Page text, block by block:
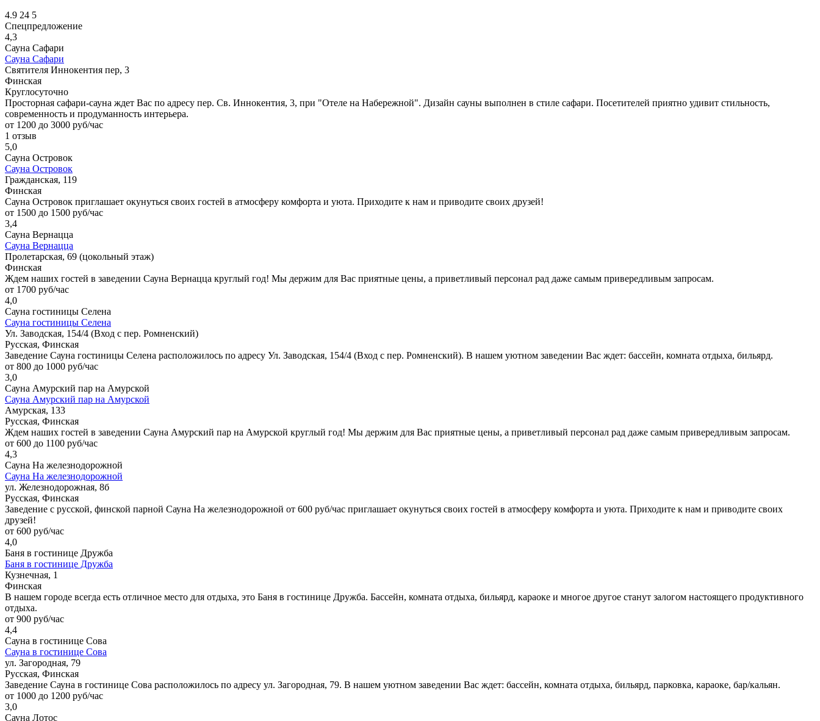
4.9 24 5
Спецпредложение
4,3
Сауна Сафари
Сауна Сафари
Святителя Иннокентия пер, 3
Финская
Круглосуточно
Просторная сафари-сауна ждет Вас по адресу пер. Св. Иннокентия, 3, при "Отеле на Набережной". Дизайн сауны выполнен в стиле сафари. Посетителей приятно удивит стильность,
современность и продуманность интерьера.
от 1200 до 3000 руб/час
1 отзыв
5,0
Сауна Островок
Сауна Островок
Гражданская, 119
Финская
Сауна Островок приглашает окунуться своих гостей в атмосферу комфорта и уюта. Приходите к нам и приводите своих друзей!
от 1500 до 1500 руб/час
3,4
Сауна Вернацца
Сауна Вернацца
Пролетарская, 69 (цокольный этаж)
Финская
Ждем наших гостей в заведении Cауна Вернацца круглый год! Мы держим для Вас приятные цены, а приветливый персонал рад даже самым привередливым запросам.
от 1700 руб/час
4,0
Сауна гостиницы Селена
Сауна гостиницы Селена
Ул. Заводская, 154/4 (Вход с пер. Ромненский)
Русская, Финская
Заведение Сауна гостиницы Селена расположилось по адресу Ул. Заводская, 154/4 (Вход с пер. Ромненский). В нашем уютном заведении Вас ждет: бассейн, комната отдыха, бильярд.
от 800 до 1000 руб/час
3,0
Сауна Амурский пар на Амурской
Сауна Амурский пар на Амурской
Амурская, 133
Русская, Финская
Ждем наших гостей в заведении Сауна Амурский пар на Амурской круглый год! Мы держим для Вас приятные цены, а приветливый персонал рад даже самым привередливым запросам.
от 600 до 1100 руб/час
4,3
Сауна На железнодорожной
Сауна На железнодорожной
ул. Железнодорожная, 8б
Русская, Финская
Заведение с русской, финской парной Сауна На железнодорожной от 600 руб/час приглашает окунуться своих гостей в атмосферу комфорта и уюта. Приходите к нам и приводите своих
друзей!
от 600 руб/час
4,0
Баня в гостинице Дружба
Баня в гостинице Дружба
Кузнечная, 1
Финская
В нашем городе всегда есть отличное место для отдыха, это Баня в гостинице Дружба. Бассейн, комната отдыха, бильярд, караоке и многое другое станут залогом настоящего продуктивного
отдыха.
от 900 руб/час
4,4
Сауна в гостинице Сова
Сауна в гостинице Сова
ул. Загородная, 79
Русская, Финская
Заведение Сауна в гостинице Сова расположилось по адресу ул. Загородная, 79. В нашем уютном заведении Вас ждет: бассейн, комната отдыха, бильярд, парковка, караоке, бар/кальян.
от 1000 до 1200 руб/час
3,0
Сауна Лотос